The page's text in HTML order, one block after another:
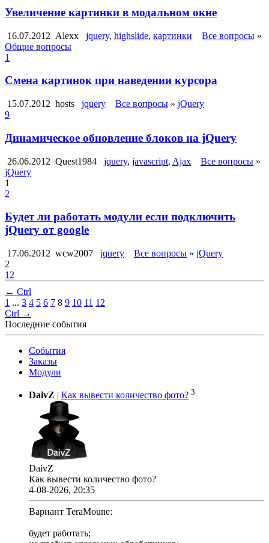
Увеличение картинки в модальном окне
16.07.2012 Alexx jquery, highslide, картинки Все вопросы »
Общие вопросы
1
Смена картинок при наведении курсора
15.07.2012 hosts jquery Все вопросы » jQuery
9
Динамическое обновление блоков на jQuery
26.06.2012 Quest1984 jquery, javascript, Ajax Все вопросы »
jQuery
1
2
Будет ли работать модули если подключить
jQuery от google
17.06.2012 wcw2007 jquery Все вопросы » jQuery
2
12
← Ctrl
1 ... 3 4 5 6 7 8 9 10 11 12
Ctrl →
Последние события
События
Заказы
Модули
DaivZ | Как вывести количество фото? 3
DaivZ
Как вывести количество фото?
4-08-2026, 20:35
Вариант TeraMoune:
будет работать;